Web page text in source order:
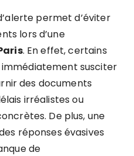
permet d’éviter
lors d’une
. En effet, certains
susciter
des documents
irréalistes ou
De plus, une
réponses évasives
de